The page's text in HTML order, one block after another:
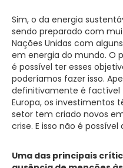
Sim, o da energia
sendo preparado com
Nações Unidas com
em energia do mundo. O
é possível ter esses
poderíamos fazer isso.
definitivamente é factível
Europa, os investimentos
setor tem criado novos
crise. E isso não é
Uma das principais